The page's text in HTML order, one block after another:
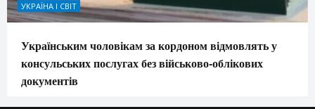
УКРАЇНА І СВІТ
Українським чоловікам за кордоном відмовлять у
консульських послугах без військово-облікових
документів